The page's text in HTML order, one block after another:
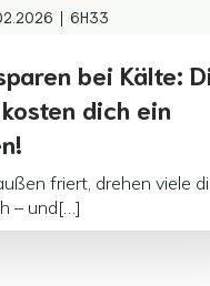
| 6H33
bei Kälte:
dich ein
friert, drehen viele
– und[…]